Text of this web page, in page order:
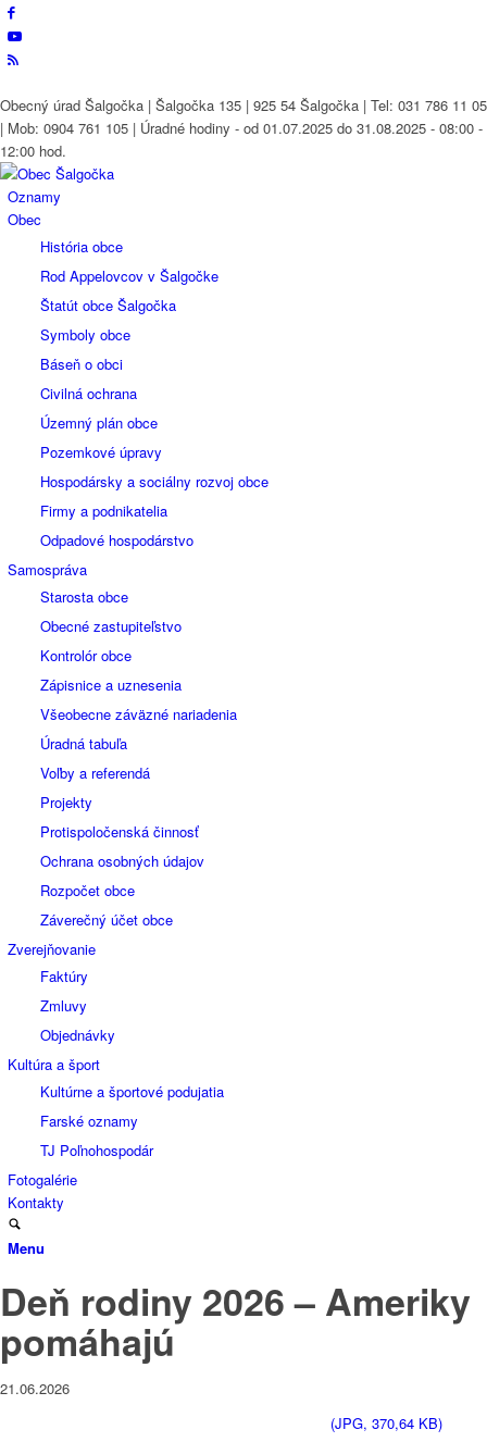
Obecný úrad Šalgočka | Šalgočka 135 | 925 54 Šalgočka | Tel: 031 786 11 05
| Mob: 0904 761 105 | Úradné hodiny - od 01.07.2025 do 31.08.2025 - 08:00 -
12:00 hod.
Oznamy
Obec
História obce
Rod Appelovcov v Šalgočke
Štatút obce Šalgočka
Symboly obce
Báseň o obci
Civilná ochrana
Územný plán obce
Pozemkové úpravy
Hospodársky a sociálny rozvoj obce
Firmy a podnikatelia
Odpadové hospodárstvo
Samospráva
Starosta obce
Obecné zastupiteľstvo
Kontrolór obce
Zápisnice a uznesenia
Všeobecne záväzné nariadenia
Úradná tabuľa
Voľby a referendá
Projekty
Protispoločenská činnosť
Ochrana osobných údajov
Rozpočet obce
Záverečný účet obce
Zverejňovanie
Faktúry
Zmluvy
Objednávky
Kultúra a šport
Kultúrne a športové podujatia
Farské oznamy
TJ Poľnohospodár
Fotogalérie
Kontakty
Menu
Deň rodiny 2026 – Ameriky
pomáhajú
21.06.2026
(JPG, 370,64 KB)